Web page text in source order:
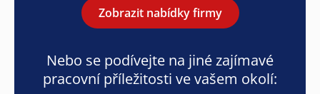
Zobrazit nabídky firmy
Nebo se podívejte na jiné zajímavé
pracovní příležitosti ve vašem okolí: